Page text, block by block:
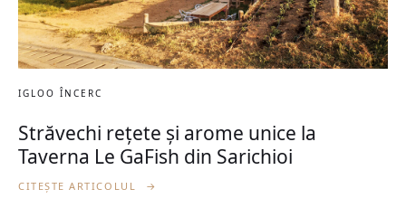
IGLOO ÎNCERC
Străvechi rețete și arome unice la
Taverna Le GaFish din Sarichioi
CITEȘTE ARTICOLUL →